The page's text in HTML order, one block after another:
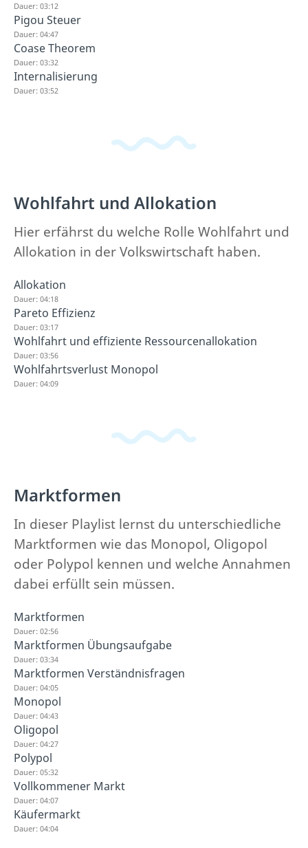
Dauer: 03:12
Pigou Steuer
Dauer: 04:47
Coase Theorem
Dauer: 03:32
Internalisierung
Dauer: 03:52
Wohlfahrt und Allokation
Hier erfährst du welche Rolle Wohlfahrt und
Allokation in der Volkswirtschaft haben.
Allokation
Dauer: 04:18
Pareto Effizienz
Dauer: 03:17
Wohlfahrt und effiziente Ressourcenallokation
Dauer: 03:56
Wohlfahrtsverlust Monopol
Dauer: 04:09
Marktformen
In dieser Playlist lernst du unterschiedliche
Marktformen wie das Monopol, Oligopol
oder Polypol kennen und welche Annahmen
dabei erfüllt sein müssen.
Marktformen
Dauer: 02:56
Marktformen Übungsaufgabe
Dauer: 03:34
Marktformen Verständnisfragen
Dauer: 04:05
Monopol
Dauer: 04:43
Oligopol
Dauer: 04:27
Polypol
Dauer: 05:32
Vollkommener Markt
Dauer: 04:07
Käufermarkt
Dauer: 04:04